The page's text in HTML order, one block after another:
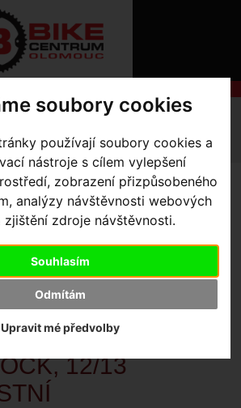
soubory cookies
používají soubory cookies a
nástroje s cílem vylepšení
zobrazení přizpůsobeného
analýzy návštěvnosti webových
zjištění zdroje návštěvnosti.
Souhlasím
Odmítám
Upravit mé předvolby
NÁSO
NÁKUPU
SLUŽBY
REGISTRACE
ZTRATILI
Řetězy
126ČL. SE SPOJKOU
RYCHLOSTNÍ
RED E1
126ČL. SE
POWERLOCK,
- řetěz
E1 FLATTOP
SPOJKOU
12/13